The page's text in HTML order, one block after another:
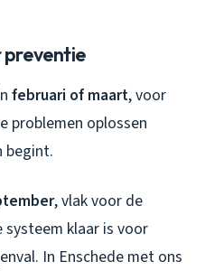
februari of maart, voor
problemen oplossen
begint.
, vlak voor de
klaar is voor
In Enschede met ons